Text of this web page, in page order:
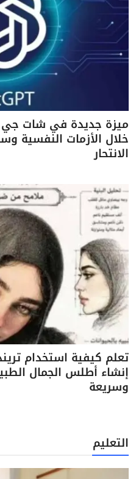
ميزة جديدة في شات جي
خلال الأزمات النفسية
الانتحار
تعلم كيفية استخدام
إنشاء أطلس الجمال
وسريعة
التعليم